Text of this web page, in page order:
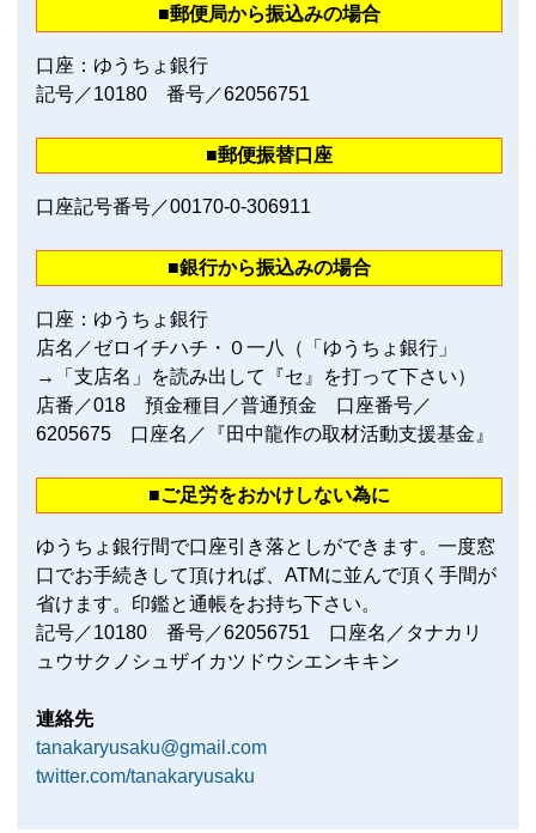
■郵便局から振込みの場合
口座：ゆうちょ銀行
記号／10180 番号／62056751
■郵便振替口座
口座記号番号／00170‐0‐306911
■銀行から振込みの場合
口座：ゆうちょ銀行
店名／ゼロイチハチ・０一八（「ゆうちょ銀行」
→「支店名」を読み出して『セ』を打って下さい）
店番／018 預金種目／普通預金 口座番号／
6205675 口座名／『田中龍作の取材活動支援基金』
■ご足労をおかけしない為に
ゆうちょ銀行間で口座引き落としができます。一度窓
口でお手続きして頂ければ、ATMに並んで頂く手間が
省けます。印鑑と通帳をお持ち下さい。
記号／10180 番号／62056751 口座名／タナカリ
ュウサクノシュザイカツドウシエンキキン
連絡先
tanakaryusaku@gmail.com
twitter.com/tanakaryusaku